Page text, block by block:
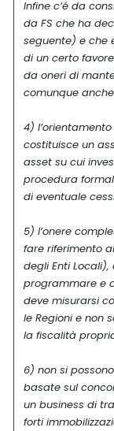
Infine c’é da
da FS che ha
seguente) e che
di un certo
da oneri di
comunque
4)
costituisce un
asset su cui
procedura
di eventuale
5) l’onere
fare riferimento
degli Enti
programmare e
deve misurarsi
le Regioni e non
la fiscalità
6) non si
basate sul
un business di
forti